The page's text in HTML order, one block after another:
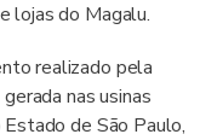
lojas do Magalu.
realizado pela
nas usinas
de São Paulo,